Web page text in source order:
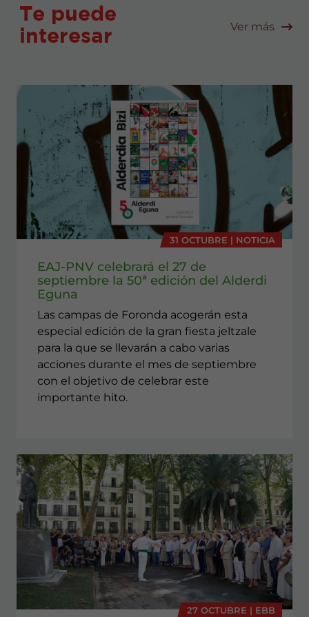
Te puede
interesar
Ver más
31 OCTUBRE | NOTICIA
EAJ-PNV celebrará el 27 de
septiembre la 50ª edición del Alderdi
Eguna
Las campas de Foronda acogerán esta
especial edición de la gran fiesta jeltzale
para la que se llevarán a cabo varias
acciones durante el mes de septiembre
con el objetivo de celebrar este
importante hito.
27 OCTUBRE | EBB